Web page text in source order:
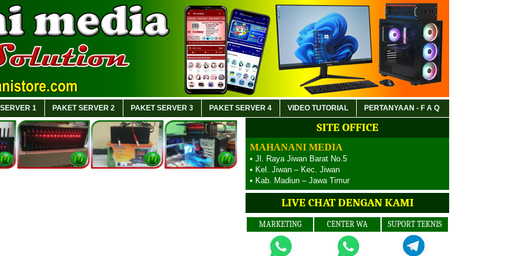
1 PAKET SERVER 2 PAKET SERVER 3 PAKET SERVER 4 VIDEO TUTORIAL PERTANYAAN - F A Q
SITE OFFICE
MAHANANI MEDIA
•Jl. Raya Jiwan Barat No.5
• Kel. Jiwan – Kec. Jiwan
• Kab. Madiun – Jawa Timur
LIVE CHAT DENGAN KAMI
MARKETING CENTER WA SUPORT TEKNIS